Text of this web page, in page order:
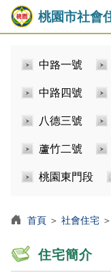
桃園市社會
中路一號
中路四號
八德三號
蘆竹二號
桃園東門段
首頁 ＞ 社會住宅 ＞
住宅簡介